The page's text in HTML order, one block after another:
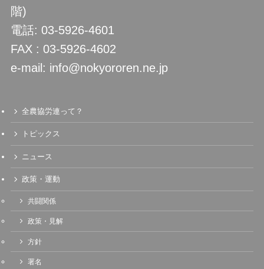
階)
電話: 03-5926-4601
FAX : 03-5926-4602
e-mail: info@nokyororen.ne.jp
全農協労連って？
トピックス
ニュース
政策・運動
共闘関係
政策・見解
方針
署名